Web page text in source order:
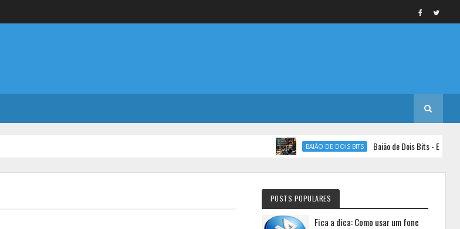
BAIÃO DE DOIS BITS Baião de Dois Bits - Episódio 74
POSTS POPULARES
Fica a dica: Como usar um fone